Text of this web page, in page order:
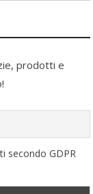
prodotti e
secondo GDPR